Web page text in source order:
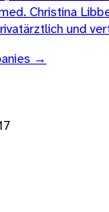
Christina
und
→